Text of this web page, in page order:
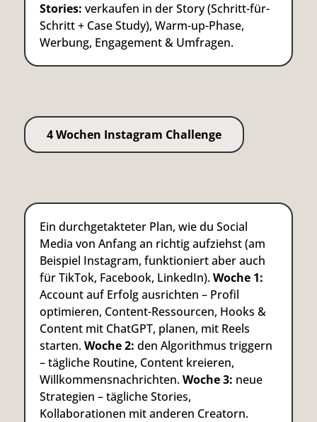
Stories: verkaufen in der Story (Schritt-für-
Schritt + Case Study), Warm-up-Phase,
Werbung, Engagement & Umfragen.
4 Wochen Instagram Challenge
Ein durchgetakteter Plan, wie du Social
Media von Anfang an richtig aufziehst (am
Beispiel Instagram, funktioniert aber auch
für TikTok, Facebook, LinkedIn).Woche 1:
Account auf Erfolg ausrichten – Profil
optimieren, Content-Ressourcen, Hooks &
Content mit ChatGPT, planen, mit Reels
starten.Woche 2: den Algorithmus triggern
– tägliche Routine, Content kreieren,
Willkommensnachrichten.Woche 3: neue
Strategien – tägliche Stories,
Kollaborationen mit anderen Creatorn.